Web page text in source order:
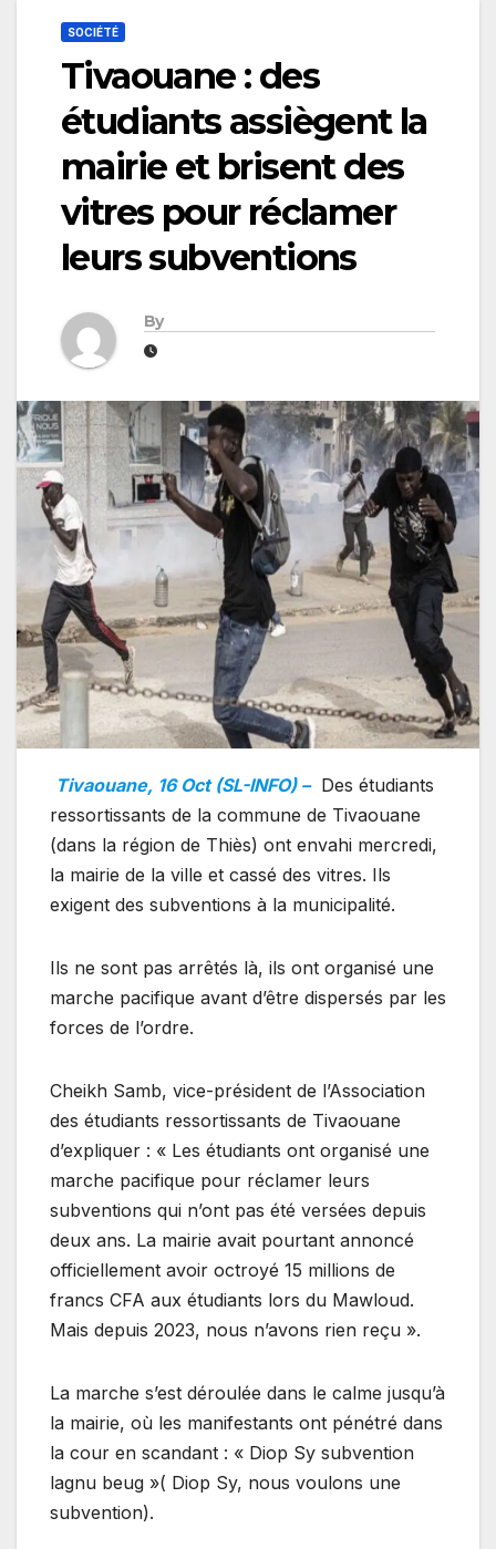
SOCIÉTÉ
Tivaouane : des
étudiants assiègent la
mairie et brisent des
vitres pour réclamer
leurs subventions
By
Tivaouane, 16 Oct (SL-INFO) – Des étudiants
ressortissants de la commune de Tivaouane
(dans la région de Thiès) ont envahi mercredi,
la mairie de la ville et cassé des vitres. Ils
exigent des subventions à la municipalité.
Ils ne sont pas arrêtés là, ils ont organisé une
marche pacifique avant d’être dispersés par les
forces de l’ordre.
Cheikh Samb, vice-président de l’Association
des étudiants ressortissants de Tivaouane
d’expliquer : « Les étudiants ont organisé une
marche pacifique pour réclamer leurs
subventions qui n’ont pas été versées depuis
deux ans. La mairie avait pourtant annoncé
officiellement avoir octroyé 15 millions de
francs CFA aux étudiants lors du Mawloud.
Mais depuis 2023, nous n’avons rien reçu ».
La marche s’est déroulée dans le calme jusqu’à
la mairie, où les manifestants ont pénétré dans
la cour en scandant : « Diop Sy subvention
lagnu beug »( Diop Sy, nous voulons une
subvention).